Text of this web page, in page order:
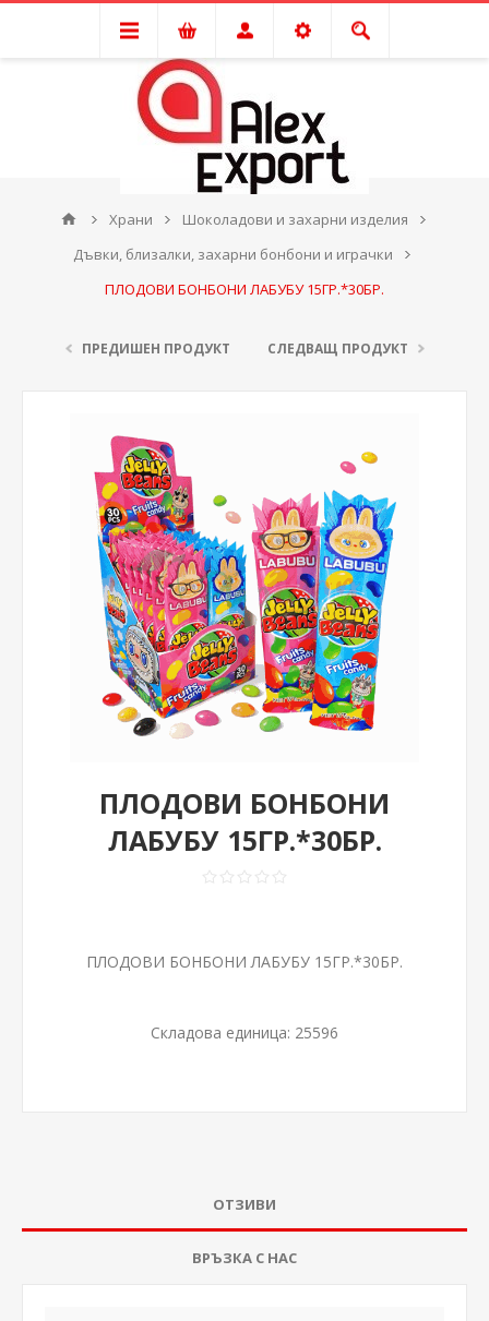
Храни
Шоколадови и захарни изделия
Дъвки, близалки, захарни бонбони и играчки
ПЛОДОВИ БОНБОНИ ЛАБУБУ 15ГР.*30БР.
ПРЕДИШЕН ПРОДУКТ СЛЕДВАЩ ПРОДУКТ
ПЛОДОВИ БОНБОНИ
ЛАБУБУ 15ГР.*30БР.
ПЛОДОВИ БОНБОНИ ЛАБУБУ 15ГР.*30БР.
Складова единица: 25596
ОТЗИВИ
ВРЪЗКА С НАС